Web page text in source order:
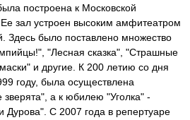
построена к Московской
зал устроен высоким амфитеатром
Здесь было поставлено множество
"Лесная сказка", "Страшные
и другие. К 200 летию со дня
году, была осуществлена
зверята", а к юбилею "Уголка" -
Дурова". С 2007 года в репертуаре